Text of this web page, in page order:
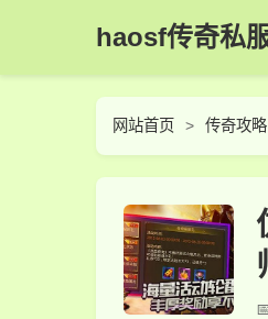
haosf传奇私
网站首页 传奇攻略